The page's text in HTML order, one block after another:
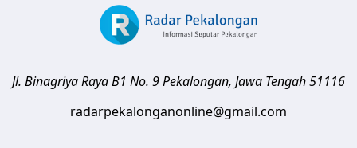
Jl. Binagriya Raya B1 No. 9Pekalongan, Jawa Tengah51116
radarpekalonganonline@gmail.com